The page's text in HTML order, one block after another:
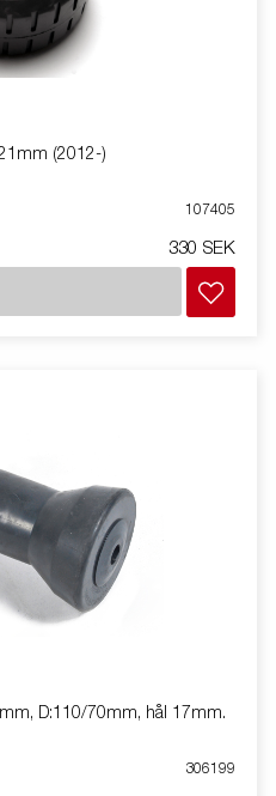
(2012-)
107405
330 SEK
D:110/70mm, hål 17mm.
306199